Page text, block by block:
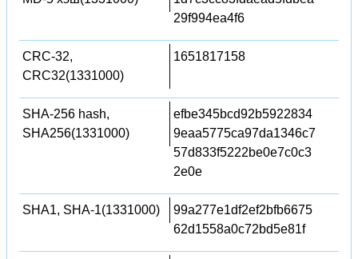
29f994ea4f6
CRC-32,
CRC32(1331000)
1651817158
SHA-256 hash,
SHA256(1331000)
efbe345bcd92b5922834
9eaa5775ca97da1346c7
57d833f5222be0e7c0c3
2e0e
SHA1, SHA-1(1331000)
99a277e1df2ef2bfb6675
62d1558a0c72bd5e81f